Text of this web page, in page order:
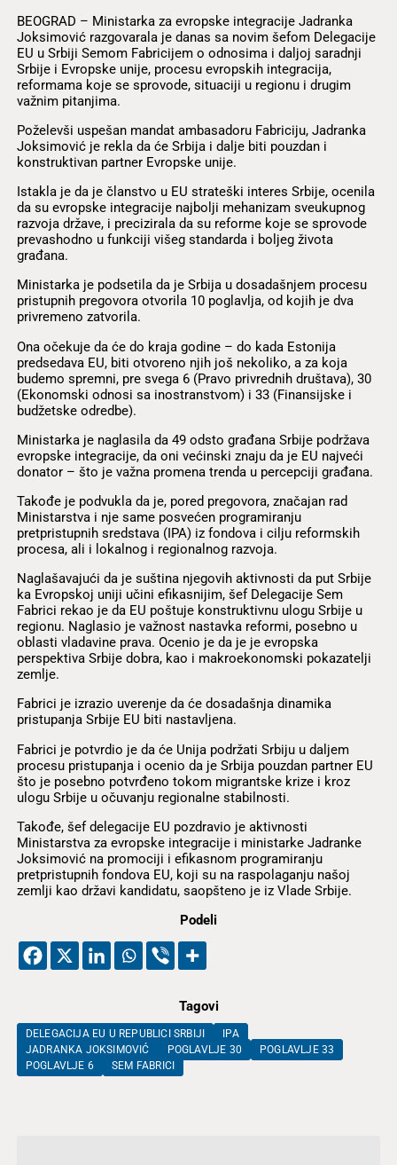
BEOGRAD – Ministarka za evropske integracije Jadranka
Joksimović razgovarala je danas sa novim šefom Delegacije
EU u Srbiji Semom Fabricijem o odnosima i daljoj saradnji
Srbije i Evropske unije, procesu evropskih integracija,
reformama koje se sprovode, situaciji u regionu i drugim
važnim pitanjima.
Poželevši uspešan mandat ambasadoru Fabriciju, Jadranka
Joksimović je rekla da će Srbija i dalje biti pouzdan i
konstruktivan partner Evropske unije.
Istakla je da je članstvo u EU strateški interes Srbije, ocenila
da su evropske integracije najbolji mehanizam sveukupnog
razvoja države, i precizirala da su reforme koje se sprovode
prevashodno u funkciji višeg standarda i boljeg života
građana.
Ministarka je podsetila da je Srbija u dosadašnjem procesu
pristupnih pregovora otvorila 10 poglavlja, od kojih je dva
privremeno zatvorila.
Ona očekuje da će do kraja godine – do kada Estonija
predsedava EU, biti otvoreno njih još nekoliko, a za koja
budemo spremni, pre svega 6 (Pravo privrednih društava), 30
(Ekonomski odnosi sa inostranstvom) i 33 (Finansijske i
budžetske odredbe).
Ministarka je naglasila da 49 odsto građana Srbije podržava
evropske integracije, da oni većinski znaju da je EU najveći
donator – što je važna promena trenda u percepciji građana.
Takođe je podvukla da je, pored pregovora, značajan rad
Ministarstva i nje same posvećen programiranju
pretpristupnih sredstava (IPA) iz fondova i cilju reformskih
procesa, ali i lokalnog i regionalnog razvoja.
Naglašavajući da je suština njegovih aktivnosti da put Srbije
ka Evropskoj uniji učini efikasnijim, šef Delegacije Sem
Fabrici rekao je da EU poštuje konstruktivnu ulogu Srbije u
regionu. Naglasio je važnost nastavka reformi, posebno u
oblasti vladavine prava. Ocenio je da je je evropska
perspektiva Srbije dobra, kao i makroekonomski pokazatelji
zemlje.
Fabrici je izrazio uverenje da će dosadašnja dinamika
pristupanja Srbije EU biti nastavljena.
Fabrici je potvrdio je da će Unija podržati Srbiju u daljem
procesu pristupanja i ocenio da je Srbija pouzdan partner EU
što je posebno potvrđeno tokom migrantske krize i kroz
ulogu Srbije u očuvanju regionalne stabilnosti.
Takođe, šef delegacije EU pozdravio je aktivnosti
Ministarstva za evropske integracije i ministarke Jadranke
Joksimović na promociji i efikasnom programiranju
pretpristupnih fondova EU, koji su na raspolaganju našoj
zemlji kao državi kandidatu, saopšteno je iz Vlade Srbije.
Podeli
Tagovi
DELEGACIJA EU U REPUBLICI SRBIJI
IPA
JADRANKA JOKSIMOVIĆ
POGLAVLJE 30
POGLAVLJE 33
POGLAVLJE 6
SEM FABRICI